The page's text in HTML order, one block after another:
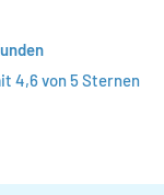
4,6 von 5 Sternen